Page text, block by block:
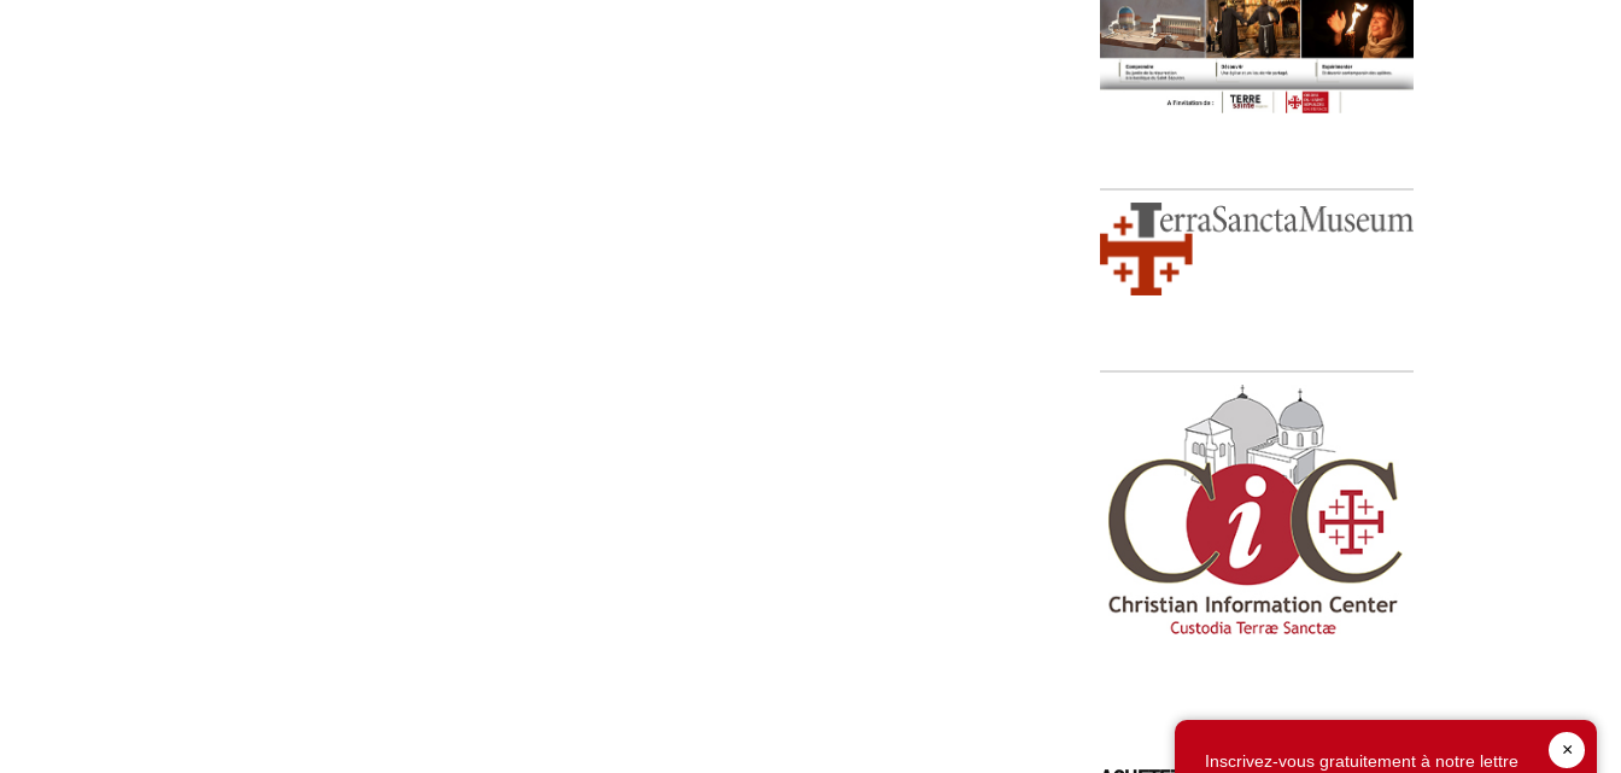
×
Inscrivez-vous gratuitement à notre lettre